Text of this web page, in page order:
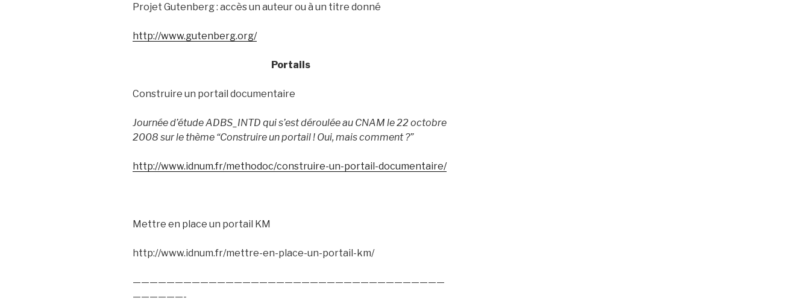
Projet Gutenberg : accès un auteur ou à un titre donné
http://www.gutenberg.org/
Portails
Construire un portail documentaire
Journée d’étude ADBS_INTD qui s’est déroulée au CNAM le 22 octobre
2008 sur le thème “Construire un portail ! Oui, mais comment ?”
http://www.idnum.fr/methodoc/construire-un-portail-documentaire/
Mettre en place un portail KM
http://www.idnum.fr/mettre-en-place-un-portail-km/
—————————————————————————————————————
——————-